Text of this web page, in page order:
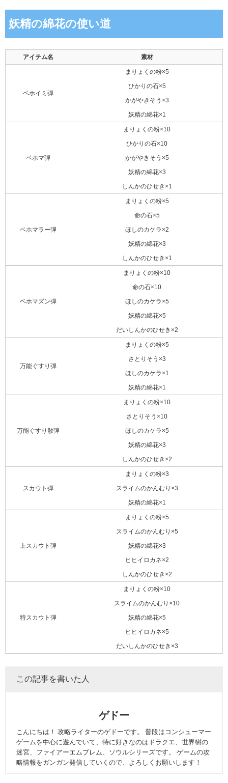
妖精の綿花の使い道
アイテム名 素材
ベホイミ弾
まりょくの粉×5
ひかりの石×5
かがやきそう×3
妖精の綿花×1
ベホマ弾
まりょくの粉×10
ひかりの石×10
かがやきそう×5
妖精の綿花×3
しんかのひせき×1
ベホマラー弾
まりょくの粉×5
命の石×5
ほしのカケラ×2
妖精の綿花×3
しんかのひせき×1
ベホマズン弾
まりょくの粉×10
命の石×10
ほしのカケラ×5
妖精の綿花×5
だいしんかのひせき×2
万能ぐすり弾
まりょくの粉×5
さとりそう×3
ほしのカケラ×1
妖精の綿花×1
万能ぐすり散弾
まりょくの粉×10
さとりそう×10
ほしのカケラ×5
妖精の綿花×3
しんかのひせき×2
スカウト弾
まりょくの粉×3
スライムのかんむり×3
妖精の綿花×1
上スカウト弾
まりょくの粉×5
スライムのかんむり×5
妖精の綿花×3
ヒヒイロカネ×2
しんかのひせき×2
特スカウト弾
まりょくの粉×10
スライムのかんむり×10
妖精の綿花×5
ヒヒイロカネ×5
だいしんかのひせき×3
この記事を書いた人
ゲドー
こんにちは！ 攻略ライターのゲドーです。 普段はコンシューマー
ゲームを中心に遊んでいて、特に好きなのはドラクエ、世界樹の
迷宮、ファイアーエムブレム、ソウルシリーズです。 ゲームの攻
略情報をガンガン発信していくので、よろしくお願いします！